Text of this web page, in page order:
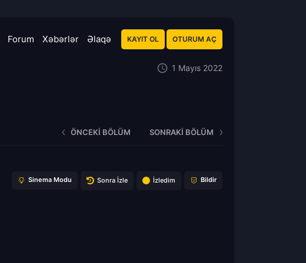
Forum Xəbərlər Əlaqə KAYIT OL OTURUM AÇ
1 Mayıs 2022
ÖNCEKI BÖLÜM SONRAKI BÖLÜM
Sinema Modu Sonra İzle İzledim Bildir